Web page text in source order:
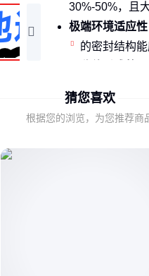
30%-50%，且
极端环境适应性
的密封结构
尤其对于需要
猜您喜欢
根据您的浏览，为您推荐商